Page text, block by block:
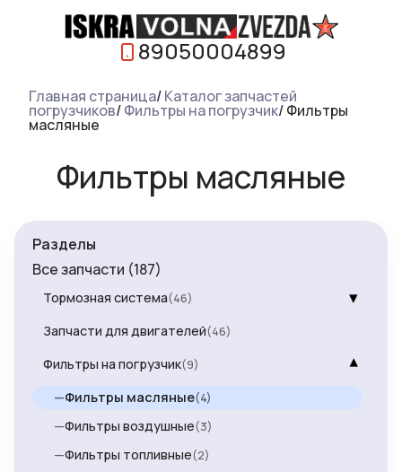
89050004899
Главная страница/Каталог запчастей
погрузчиков/Фильтры на погрузчик/Фильтры
масляные
Фильтры масляные
Разделы
Все запчасти (187)
Тормозная система(46) ▾
Запчасти для двигателей(46)
Фильтры на погрузчик(9) ▾
—Фильтры масляные(4)
—Фильтры воздушные(3)
—Фильтры топливные(2)